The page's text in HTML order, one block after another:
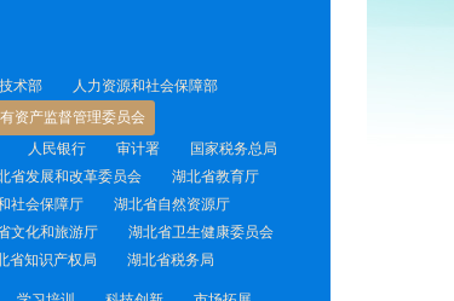
术部
人力资源和社会保障部
资产监督管理委员会
人民银行 审计署
国家税务总局
省发展和改革委员会
湖北省教育厅
社会保障厅
湖北省自然资源厅
文化和旅游厅
湖北省卫生健康委员会
省知识产权局 湖北省税务局